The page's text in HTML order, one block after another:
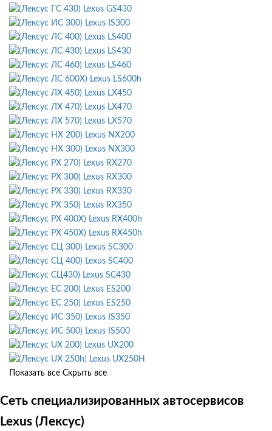
Lexus GS430
Lexus IS300
Lexus LS400
Lexus LS430
Lexus LS460
Lexus LS600h
Lexus LX450
Lexus LX470
Lexus LX570
Lexus NX200
Lexus NX300
Lexus RX270
Lexus RX300
Lexus RX330
Lexus RX350
Lexus RX400h
Lexus RX450h
Lexus SC300
Lexus SC400
Lexus SC430
Lexus ES200
Lexus ES250
Lexus IS350
Lexus IS500
Lexus UX200
Lexus UX250H
Показать все Скрыть все
Сеть специализированных автосервисов
Lexus (Лексус)